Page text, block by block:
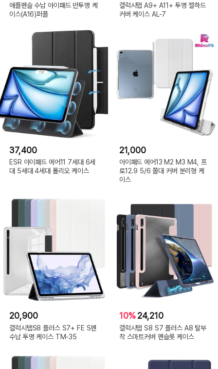
애플펜슬 수납 아이패드 반투명 케
이스(A16)퍼플
갤럭시탭 A9+ A11+ 투명 젤하드
커버 케이스 AL-7
37,400
ESR 아이패드 에어11 7세대 6세
대 5세대 4세대 폴리오 케이스
21,000
아이패드 에어13 M2 M3 M4, 프
로12.9 5/6 쫄대 커버 분리형 케
이스
20,900
갤럭시탭S8 플러스 S7+ FE S펜
수납 투명 케이스 TM-35
10%24,210
갤럭시탭 S8 S7 플러스 A8 탈부
착 스마트커버 펜슬롯 케이스